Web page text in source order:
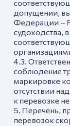
допущении,
Федерации –
судоходства,
4.3.
соблюдение
маркировке
отсутствии
к перевозке
5. Перечень,
перевозок